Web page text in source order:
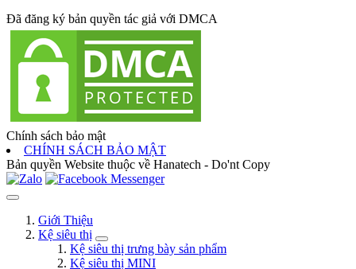
Đã đăng ký bản quyền tác giả với DMCA
Chính sách bảo mật
CHÍNH SÁCH BẢO MẬT
Bản quyền Website thuộc về Hanatech - Do'nt Copy
Giới Thiệu
Kệ siêu thị
Kệ siêu thị trưng bày sản phẩm
Kệ siêu thị MINI